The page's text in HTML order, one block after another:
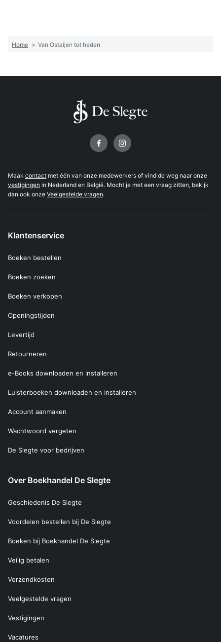
Home > Van Ostaijen tot heden
Maak contact met één van onze medewerkers of vind de weg naar onze
vestigingen in Nederland en België. Mocht je met een vraag zitten, bekijk
dan ook onze Veelgestelde vragen.
Klantenservice
Boeken bestellen
Boeken zoeken
Boeken verkopen
Openingstijden
Levertijd
Retourneren
e-Books downloaden en installeren
Luisterboeken downloaden en installeren
Account aanmaken
Wachtwoord vergeten
De Slegte voor bedrijven
Over Boekhandel De Slegte
Geschiedenis De Slegte
Voordelen bestellen bij De Slegte
Boeken bij Boekhandel De Slegte
Veilig betalen
Verzendkosten
Veelgestelde vragen
Vestigingen
Vacatures